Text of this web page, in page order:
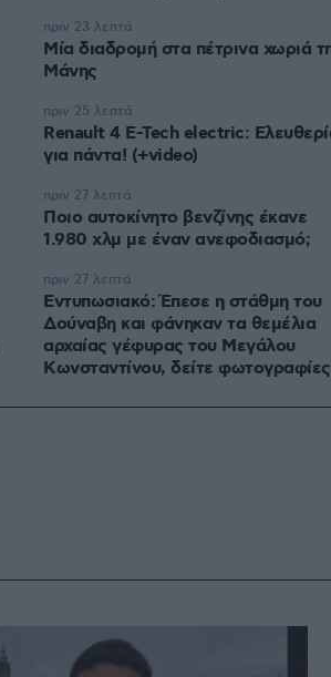
Μία διαδρομή στα πέτρινα χωριά
Μάνης
πριν 23 λεπτά
Renault 4 E-Tech electric:
για πάντα! (+video)
πριν 25 λεπτά
Ποιο αυτοκίνητο βενζίνης έκανε
1.980 χλμ με έναν ανεφοδιασμό;
πριν 27 λεπτά
Εντυπωσιακό: Έπεσε η στάθμη του
Δούναβη και φάνηκαν τα θεμέλια
αρχαίας γέφυρας του Μεγάλου
Κωνσταντίνου, δείτε φωτογραφίες
πριν 27 λεπτά